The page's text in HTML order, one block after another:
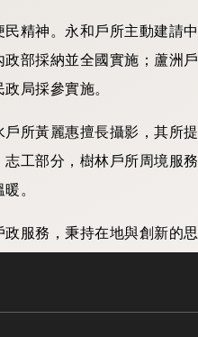
精神。永和戶所主動建請
部採納並全國實施；蘆洲
局採參實施。
所黃麗惠擅長攝影，其所
工部分，樹林戶所周境服
。
服務，秉持在地與創新的